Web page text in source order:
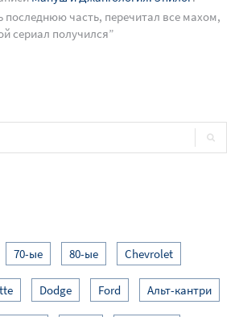
часть, перечитал все махом,
сериал получился”
70-ые 80-ые Chevrolet
Dodge Ford Альт-кантри